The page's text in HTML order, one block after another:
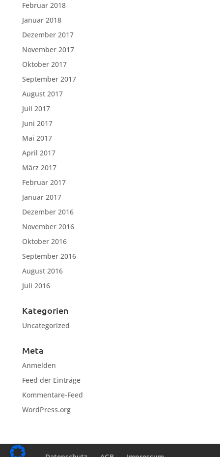
Februar 2018
Januar 2018
Dezember 2017
November 2017
Oktober 2017
September 2017
August 2017
Juli 2017
Juni 2017
Mai 2017
April 2017
März 2017
Februar 2017
Januar 2017
Dezember 2016
November 2016
Oktober 2016
September 2016
August 2016
Juli 2016
Kategorien
Uncategorized
Meta
Anmelden
Feed der Einträge
Kommentare-Feed
WordPress.org